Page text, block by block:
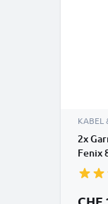
KABEL
2x
Fenix